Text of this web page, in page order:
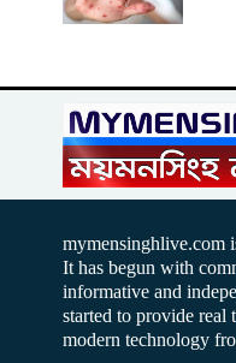
mymensinghlive.com
It has begun with
informative and
started to provide real
modern technology